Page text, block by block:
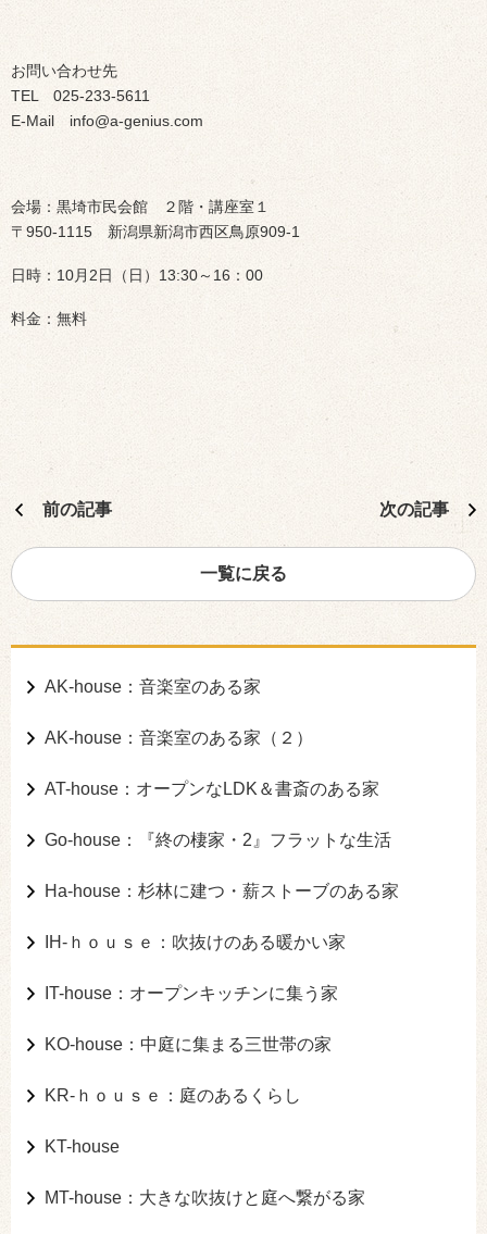
お問い合わせ先
TEL 025-233-5611
E-Mail info@a-genius.com
会場：黒埼市民会館 ２階・講座室１
〒950-1115 新潟県新潟市西区鳥原909-1
日時：10月2日（日）13:30～16：00
料金：無料
前の記事 次の記事
一覧に戻る
AK-house：音楽室のある家
AK-house：音楽室のある家（２）
AT-house：オープンなLDK＆書斎のある家
Go-house：『終の棲家・2』フラットな生活
Ha-house：杉林に建つ・薪ストーブのある家
IH-ｈｏｕｓｅ：吹抜けのある暖かい家
IT-house：オープンキッチンに集う家
KO-house：中庭に集まる三世帯の家
KR-ｈｏｕｓｅ：庭のあるくらし
KT-house
MT-house：大きな吹抜けと庭へ繋がる家